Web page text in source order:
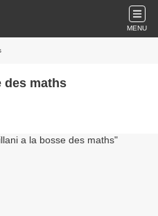
MENU
des maths